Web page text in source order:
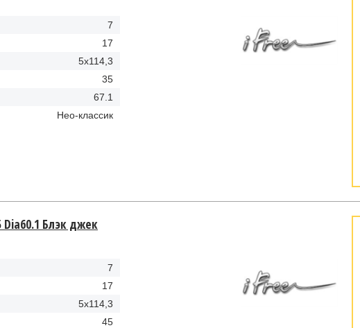
7
17
5x114,3
35
67.1
Hео-классик
Dia60.1 Блэк джек
7
17
5x114,3
45